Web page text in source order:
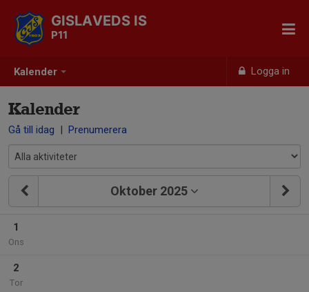
Kalender Logga in
GISLAVEDS IS
P11
Kalender
Gå till idag | Prenumerera
Oktober 2025
1
Ons
2
Tor